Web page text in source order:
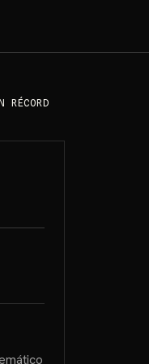
RÉCORD